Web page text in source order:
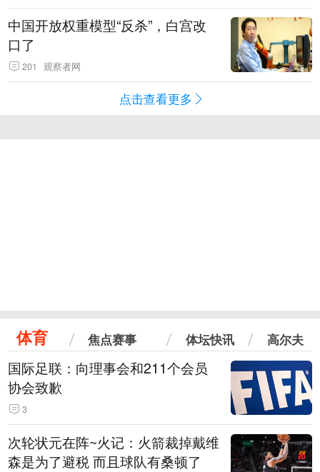
中国开放权重模型“反杀”，白宫改
口了
201 观察者网
点击查看更多
体育 焦点赛事 体坛快讯 高尔夫
国际足联：向理事会和211个会员
协会致歉
3
次轮状元在阵~火记：火箭裁掉戴维
森是为了避税 而且球队有桑顿了